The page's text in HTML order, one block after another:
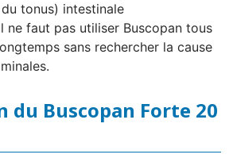
tonus) intestinale
ne faut pas utiliser Buscopan tous
sans rechercher la cause
du Buscopan Forte 20